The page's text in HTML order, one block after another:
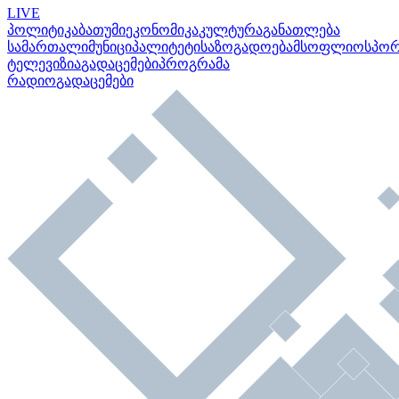
LIVE
პოლიტიკაბათუმიეკონომიკაკულტურაგანათლება
სამართალიმუნიციპალიტეტისაზოგადოებამსოფლიო
ტელევიზიაგადაცემებიპროგრამა
რადიოგადაცემები